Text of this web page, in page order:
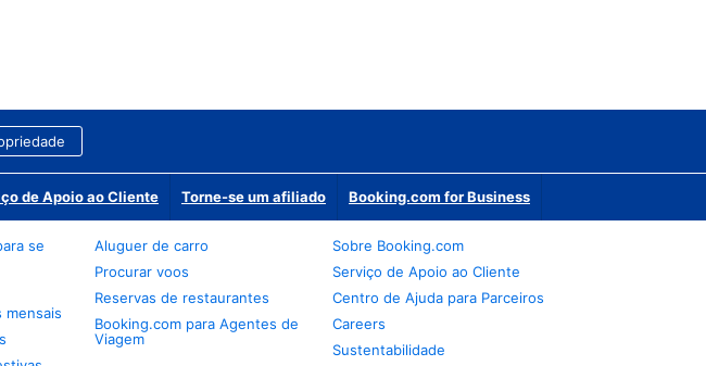
de Apoio ao Cliente Torne-se um afiliado Booking.com for Business
se
mensais
Aluguer de carro
Procurar voos
Reservas de restaurantes
Booking.com para Agentes de
Viagem
Sobre Booking.com
Serviço de Apoio ao Cliente
Centro de Ajuda para Parceiros
Careers
Sustentabilidade